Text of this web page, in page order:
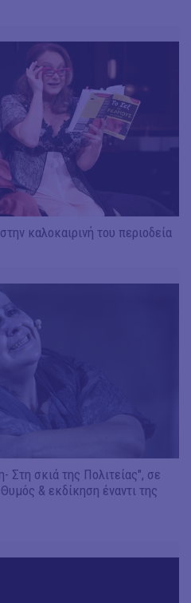
καλοκαιρινή του περιοδεία
Στη σκιά της Πολιτείας", σε
& εκδίκηση έναντι της